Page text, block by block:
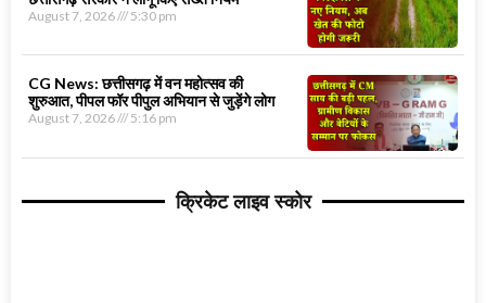
August 7, 2026 5:30 pm
CG News: छत्तीसगढ़ में वन महोत्सव की
शुरुआत, पीपल फॉर पीपुल अभियान से जुड़ेंगे लोग
August 7, 2026 5:16 pm
क्रिकेट लाइव स्कोर